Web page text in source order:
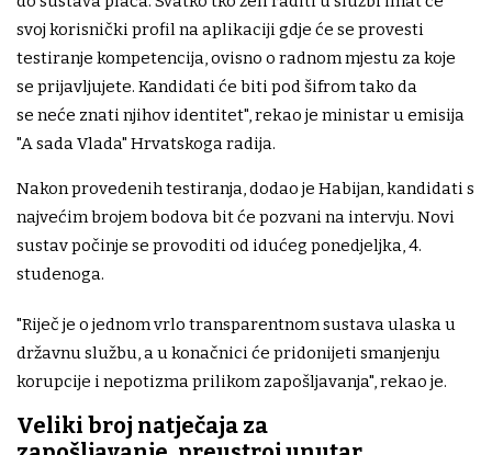
svoj korisnički profil na aplikaciji gdje će se provesti
testiranje kompetencija, ovisno o radnom mjestu za koje
se prijavljujete. Kandidati će biti pod šifrom tako da
se neće znati njihov identitet", rekao je ministar u emisija
"A sada Vlada" Hrvatskoga radija.
Nakon provedenih testiranja, dodao je Habijan, kandidati s
najvećim brojem bodova bit će pozvani na intervju. Novi
sustav počinje se provoditi od idućeg ponedjeljka, 4.
studenoga.
"Riječ je o jednom vrlo transparentnom sustava ulaska u
državnu službu, a u konačnici će pridonijeti smanjenju
korupcije i nepotizma prilikom zapošljavanja", rekao je.
Veliki broj natječaja za